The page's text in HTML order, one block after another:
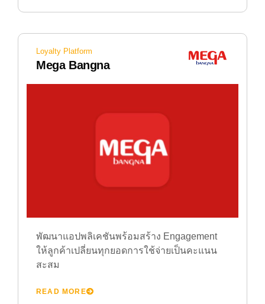
Loyalty Platform
Mega Bangna
พัฒนาแอปพลิเคชันพร้อมสร้าง Engagement
ให้ลูกค้าเปลี่ยนทุกยอดการใช้จ่ายเป็นคะแนน
สะสม
READ MORE